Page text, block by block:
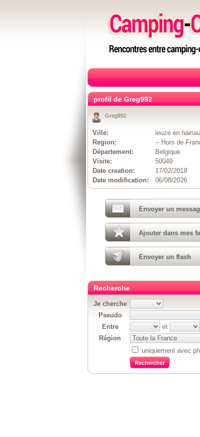
profil de Greg992
Greg992
Ville:
leuze en
Region:
-- Hors de
Département:
Belgique
Visite:
50049
Date creation:
17/02/2018
Date modification:
06/08/2026
Envoyer un
Ajouter dans mes
Envoyer un flash
Recherche
Je cherche
Pseudo
Entre
et
Région
uniquement avec